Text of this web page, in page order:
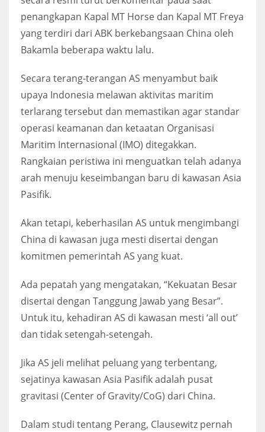
penangkapan Kapal MT Horse dan Kapal MT Freya
yang terdiri dari ABK berkebangsaan China oleh
Bakamla beberapa waktu lalu.
Secara terang-terangan AS menyambut baik
upaya Indonesia melawan aktivitas maritim
terlarang tersebut dan memastikan agar standar
operasi keamanan dan ketaatan Organisasi
Maritim Internasional (IMO) ditegakkan.
Rangkaian peristiwa ini menguatkan telah adanya
arah menuju keseimbangan baru di kawasan Asia
Pasifik.
Akan tetapi, keberhasilan AS untuk mengimbangi
China di kawasan juga mesti disertai dengan
komitmen pemerintah AS yang kuat.
Ada pepatah yang mengatakan, “Kekuatan Besar
disertai dengan Tanggung Jawab yang Besar”.
Untuk itu, kehadiran AS di kawasan mesti ‘all out’
dan tidak setengah-setengah.
Jika AS jeli melihat peluang yang terbentang,
sejatinya kawasan Asia Pasifik adalah pusat
gravitasi (Center of Gravity/CoG) dari China.
Dalam studi tentang Perang, Clausewitz pernah